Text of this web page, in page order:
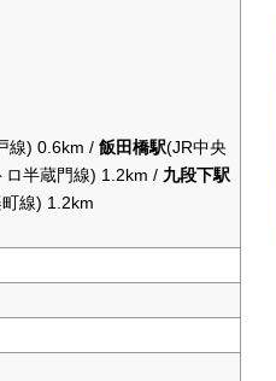
線) 0.6km / 飯田橋駅(JR中央
ロ半蔵門線) 1.2km / 九段下駅
線) 1.2km